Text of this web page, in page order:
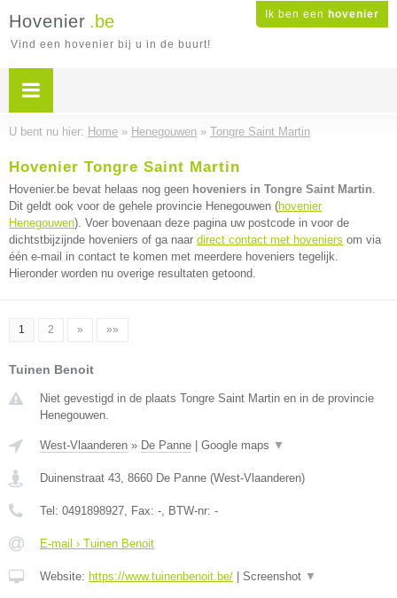
Ik ben een hovenier
Hovenier .be
Vind een hovenier bij u in de buurt!
U bent nu hier: Home » Henegouwen » Tongre Saint Martin
Hovenier Tongre Saint Martin
Hovenier.be bevat helaas nog geen hoveniers in Tongre Saint Martin.
Dit geldt ook voor de gehele provincie Henegouwen (hovenier
Henegouwen). Voer bovenaan deze pagina uw postcode in voor de
dichtstbijzijnde hoveniers of ga naar direct contact met hoveniers om via
één e-mail in contact te komen met meerdere hoveniers tegelijk.
Hieronder worden nu overige resultaten getoond.
1 2 » »»
Tuinen Benoit
Niet gevestigd in de plaats Tongre Saint Martin en in de provincie
Henegouwen.
West-Vlaanderen » De Panne Google maps ▼
Duinenstraat 43, 8660 De Panne (West-Vlaanderen)
Tel: 0491898927, Fax: -, BTW-nr: -
E-mail › Tuinen Benoit
Website: https://www.tuinenbenoit.be/ Screenshot ▼